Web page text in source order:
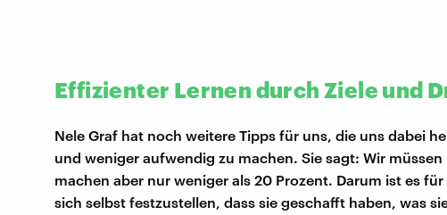
Effizienter Lernen durch Ziele und
Nele Graf hat noch weitere Tipps für uns, die uns dabei
und weniger aufwendig zu machen. Sie sagt: Wir müssen
machen aber nur weniger als 20 Prozent. Darum ist es
sich selbst festzustellen, dass sie geschafft haben, was